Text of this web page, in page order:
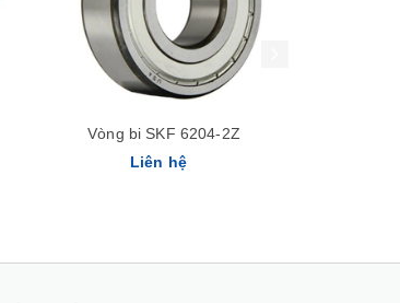
Vòng bi SKF 6204-2Z
Liên hệ